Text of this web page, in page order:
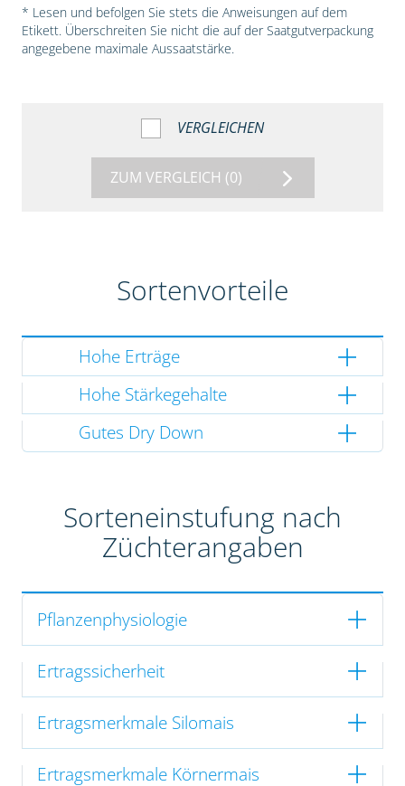
* Lesen und befolgen Sie stets die Anweisungen auf dem
Etikett. Überschreiten Sie nicht die auf der Saatgutverpackung
angegebene maximale Aussaatstärke.
VERGLEICHEN
ZUM VERGLEICH (0)
Sortenvorteile
Hohe Erträge
Hohe Stärkegehalte
Gutes Dry Down
Sorteneinstufung nach
Züchterangaben
Pflanzenphysiologie
Ertragssicherheit
Ertragsmerkmale Silomais
Ertragsmerkmale Körnermais